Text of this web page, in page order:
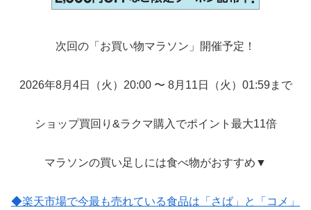
次回の「お買い物マラソン」開催予定！
2026年8月4日（火）20:00 〜 8月11日（火）01:59まで
ショップ買回り&ラクマ購入でポイント最大11倍
マラソンの買い足しには食べ物がおすすめ▼
◆楽天市場で今最も売れている食品は「さば」と「コメ」